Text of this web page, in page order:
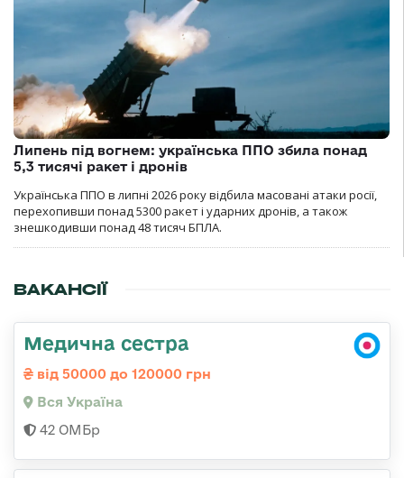
Липень під вогнем: українська ППО збила понад
5,3 тисячі ракет і дронів
Українська ППО в липні 2026 року відбила масовані атаки росії,
перехопивши понад 5300 ракет і ударних дронів, а також
знешкодивши понад 48 тисяч БПЛА.
ВАКАНСІЇ
Медична сестра
від 50000 до 120000 грн
Вся Україна
42 ОМБр